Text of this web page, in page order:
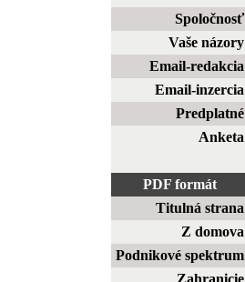
Spoločnosť
Vaše názory
Email-redakcia
Email-inzercia
Predplatné
Anketa
PDF formát
Titulná strana
Z domova
Podnikové spektrum
Zahranicie